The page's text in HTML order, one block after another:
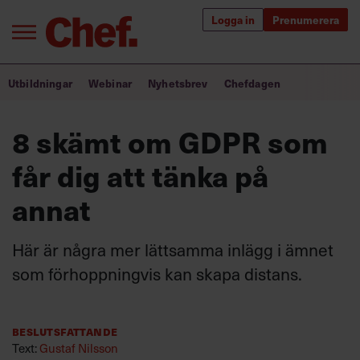
Logga in Prenumerera
Kontakta oss
Kundservice
Bra ledare förändrar världen
Utbildning för ledare
Chefakademin+
Utbildningar Webinar Nyhetsbrev Chefdagen
8 skämt om GDPR som
får dig att tänka på
annat
Här är några mer lättsamma inlägg i ämnet
som förhoppningvis kan skapa distans.
Beslutsfattande
Text: Gustaf Nilsson